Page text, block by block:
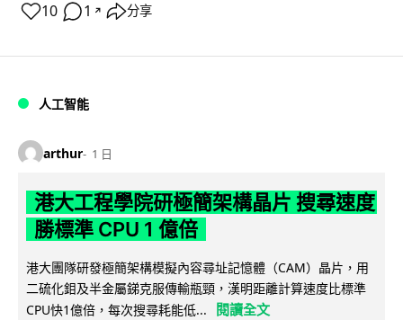
10 1 ↗ 分享
人工智能
arthur 1 日
港大工程學院研極簡架構晶片 搜尋速度
勝標準 CPU 1 億倍
港大團隊研發極簡架構模擬內容尋址記憶體（CAM）晶片，用
二硫化鉬及半金屬銻克服傳輸瓶頸，漢明距離計算速度比標準
CPU快1億倍，每次搜尋耗能低...
閱讀全文